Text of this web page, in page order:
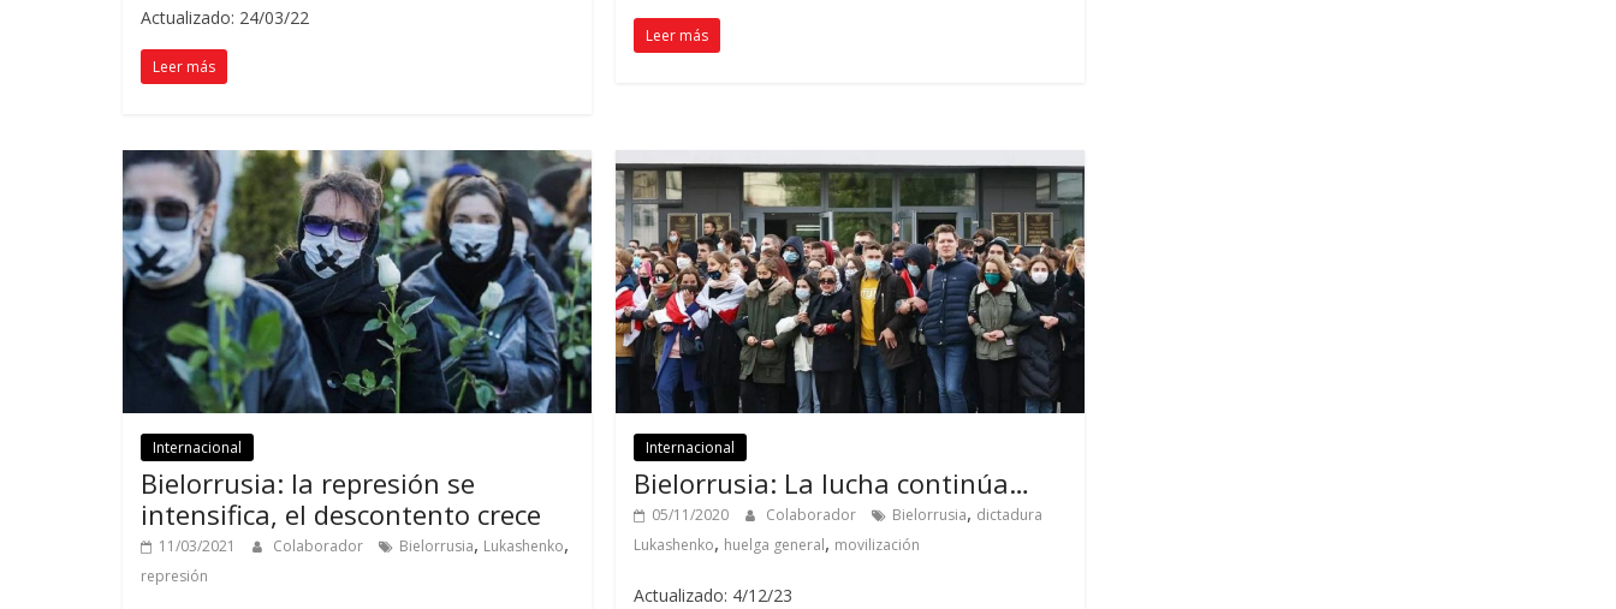
Actualizado: 24/03/22
Leer más
Leer más
Internacional
Bielorrusia: la represión se
intensifica, el descontento crece
11/03/2021 Colaborador Bielorrusia, Lukashenko,
represión
Internacional
Bielorrusia: La lucha continúa…
05/11/2020 Colaborador Bielorrusia, dictadura
Lukashenko, huelga general, movilización
Actualizado: 4/12/23